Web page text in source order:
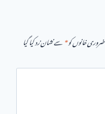
ضروری خانوں کو*سے نشان زد کیا گیا